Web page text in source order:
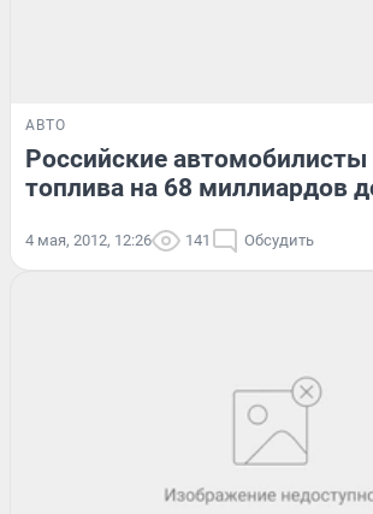
АВТО
Российские автомобилисты
топлива на 68 миллиардов
4 мая, 2012, 12:26 141 Обсудить